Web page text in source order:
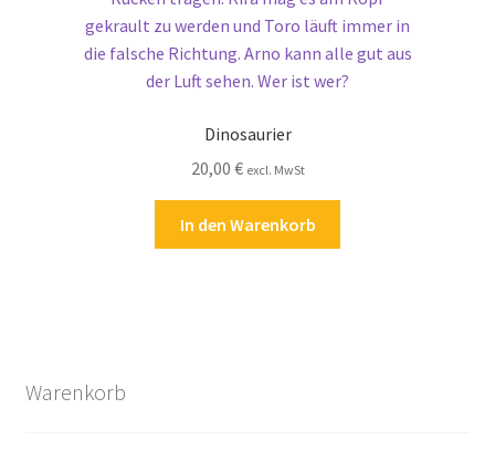
Dinosaurier
20,00 € excl. MwSt
In den Warenkorb
Warenkorb